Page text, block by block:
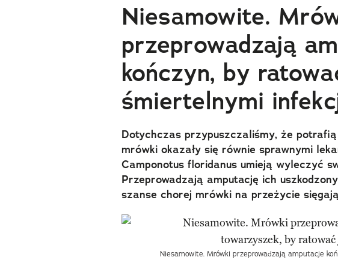
Niesamowite.
przeprowadzają
kończyn, by
śmiertelnymi
Dotychczas przypuszczaliśmy, że
mrówki okazały się równie sprawnymi
Camponotus floridanus umieją wyleczyć
Przeprowadzają amputację ich
szanse chorej mrówki na przeżycie
Niesamowite. Mrówki przeprowadzają amputacje